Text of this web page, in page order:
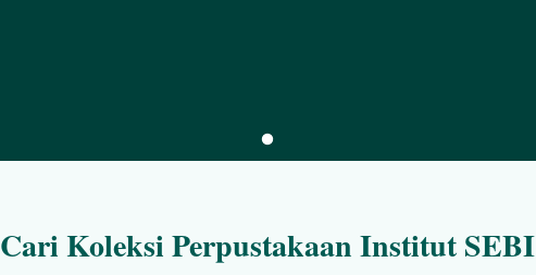
Cari Koleksi Perpustakaan Institut SEBI